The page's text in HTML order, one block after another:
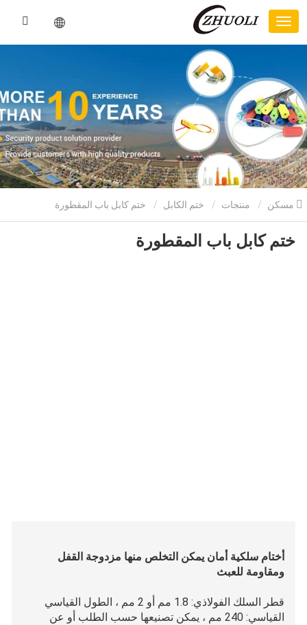
منتجات ختم الكابل
ختم كابل باب المقطورة
أختام سلكية أمان يمكن التخلص منها مزدوجة القفل
ومقاومة للعبث
قطر السلك الفولاذي: 1.8 مم أو 2 مم ، الطول القياسي
القياسي: 240 مم ، يمكن تصنيعها حسب الطلب أو عن